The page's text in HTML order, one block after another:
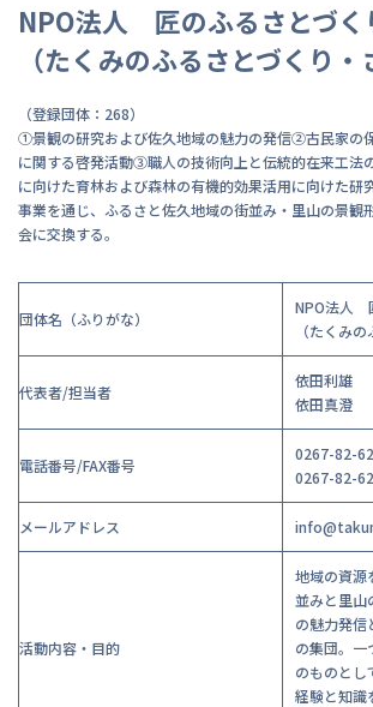
NPO法人 匠のふるさとづく
（たくみのふるさとづくり・
（登録団体：268）
①景観の研究および佐久地域の魅力の発信②古民家の
に関する啓発活動③職人の技術向上と伝統的在来工法
に向けた育林および森林の有機的効果活用に向けた
事業を通じ、ふるさと佐久地域の街並み・里山の景観
会に交換する。
団体名（ふりがな）
NPO法人
（たくみ
代表者/担当者
依田利雄
依田真澄
電話番号/FAX番号
0267-82-
0267-82-
メールアドレス
活動内容・目的
地域の資源
並みと里山
の魅力発信
の集団。一
のものとし
経験と知識